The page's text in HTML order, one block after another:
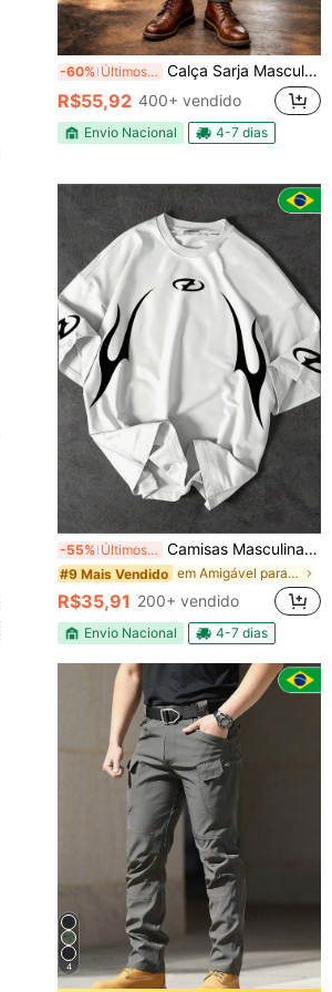
-60% Últimos 2 dias Calça Sarja Masculina Alfaiataria Bolso Faca Tradicional
R$55,92 400+ vendido
Envio Nacional 4-7 dias
-55% Últimos 2 dias Camisas Masculina Streetwear Y2k Esporte Goth Americano Goth Chamas Camiseta Algodão Promoção Relâmpago Unissex Feminino Envio Imediato Varias Cores Camiseta Branco
#9 Mais Vendido em Amigável para a pele Camisetas masculinas
R$35,91 200+ vendido
Envio Nacional 4-7 dias
4